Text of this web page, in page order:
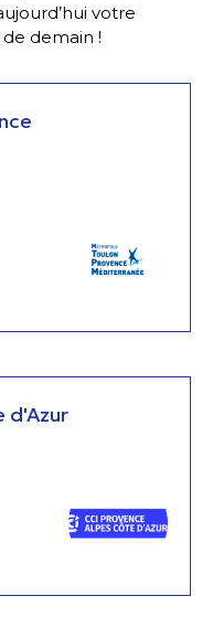
votre
demain !
d'Azur